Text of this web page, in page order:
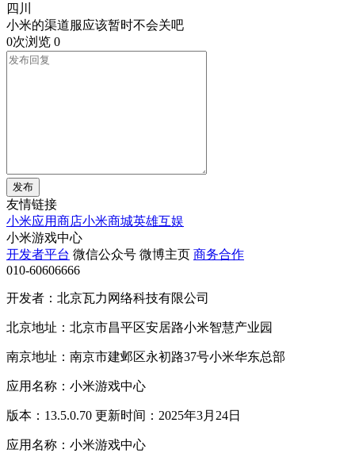
四川
小米的渠道服应该暂时不会关吧
0次浏览 0
发布
友情链接
小米应用商店小米商城英雄互娱
小米游戏中心
开发者平台 微信公众号 微博主页 商务合作
010-60606666
开发者：北京瓦力网络科技有限公司
北京地址：北京市昌平区安居路小米智慧产业园
南京地址：南京市建邺区永初路37号小米华东总部
应用名称：小米游戏中心
版本：13.5.0.70 更新时间：2025年3月24日
应用名称：小米游戏中心